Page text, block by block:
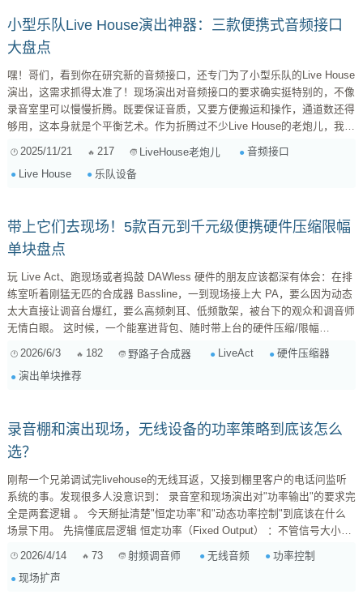
小型乐队Live House演出神器：三款便携式音频接口
大盘点
嘿！哥们，看到你在研究新的音频接口，还专门为了小型乐队的Live House
演出，这需求抓得太准了！现场演出对音频接口的要求确实挺特别的，不像
录音室里可以慢慢折腾。既要保证音质，又要方便搬运和操作，通道数还得
够用，这本身就是个平衡艺术。作为折腾过不少Live House的老炮儿，我来
性、足够通道和不错的音质 。那些动不动几十个通道的录音棚级接口，虽
然音质好，但搬起来就是噩梦，而且很多功能现场根本用不上。 我个人觉
2025/11/21 217 LiveHouse老炮儿
音频接口
Live House
乐队设备
带上它们去现场！5款百元到千元级便携硬件压缩限幅
单块盘点
玩 Live Act、跑现场或者捣鼓 DAWless 硬件的朋友应该都深有体会：在排
练室听着刚猛无匹的合成器 Bassline，一到现场接上大 PA，要么因为动态
太大直接让调音台爆红，要么高频刺耳、低频散架，被台下的观众和调音师
无情白眼。 这时候，一个能塞进背包、随时带上台的硬件压缩/限幅
（Compressor/Limiter）单块就成了救命稻草。它不仅能帮你“粘合”声音、
稳住电平，更重要的是保住你的现场动态，不让突如其来的共鸣尖峰
（Resonance Spike）烧毁俱乐部的音箱。 今天抛开那些动辄上万元、只
2026/6/3 182 野路子合成器 LiveAct
硬件压缩器
演出单块推荐
录音棚和演出现场，无线设备的功率策略到底该怎么
选？
刚帮一个兄弟调试完livehouse的无线耳返，又接到棚里客户的电话问监听
系统的事。发现很多人没意识到： 录音室和现场演出对"功率输出"的要求完
全是两套逻辑 。 今天掰扯清楚"恒定功率"和"动态功率控制"到底该在什么
场景下用。 先搞懂底层逻辑 恒定功率（Fixed Output） ：不管信号大小，
2026/4/14 73 射频调音师 无线音频
功率控制
现场扩声